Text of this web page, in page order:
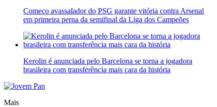
Começo avassalador do PSG garante vitória contra Arsenal
em primeira perna da semifinal da Liga dos Campeões
Kerolin é anunciada pelo Barcelona se torna a jogadora
brasileira com transferência mais cara da história
Mais